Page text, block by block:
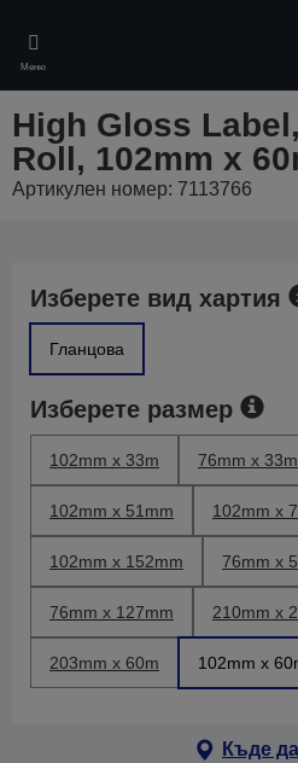
main
content
Меню
High Gloss
Roll, 102mm x
Артикулен номер: 7113766
Изберете вид хартия
Гланцова
Изберете размер
102mm x 33m 76mm x 33m
102mm x 51mm 102mm x
102mm x 152mm 76mm x
76mm x 127mm 210mm x
203mm x 60m 102mm x
Къде